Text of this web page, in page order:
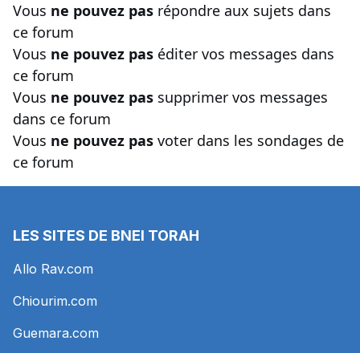
Vous ne pouvez pas répondre aux sujets dans
ce forum
Vous ne pouvez pas éditer vos messages dans
ce forum
Vous ne pouvez pas supprimer vos messages
dans ce forum
Vous ne pouvez pas voter dans les sondages de
ce forum
LES SITES DE BNEI TORAH
Allo Rav.com
Chiourim.com
Guemara.com